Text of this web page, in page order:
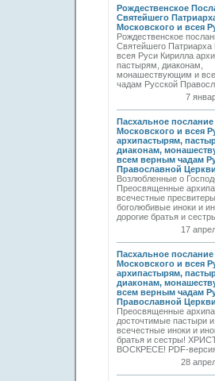
Рождественское
Святейшего
Московского и всея
Рождественское
Святейшего Патриарха
всея Руси Кирилла
пастырям, диаконам,
монашествующим и
чадам Русской
7
Пасхальное послание
Московского и всея
архипастырям,
диаконам,
всем верным чадам
Православной Церкви
Возлюбленные о
Преосвященные
всечестные
боголюбивые иноки и
дорогие братья и
17
Пасхальное послание
Московского и всея
архипастырям,
диаконам,
всем верным чадам
Православной Церкви
Преосвященные
досточтимые пастыри и
всечестные иноки и
братья и сестры!
ВОСКРЕСЕ! PDF-
28